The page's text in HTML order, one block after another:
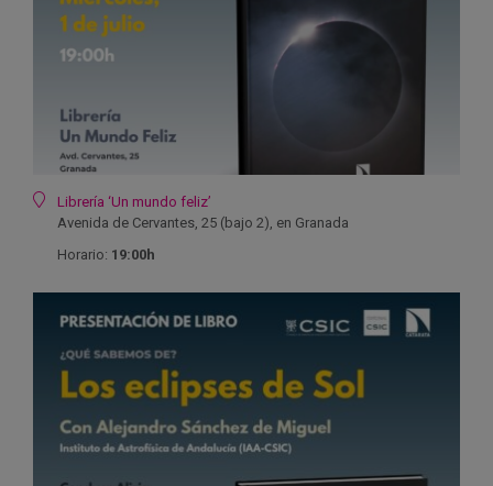
Ubicación
Librería ‘Un mundo feliz’
Avenida de Cervantes, 25 (bajo 2), en Granada
Horario: 19:00h